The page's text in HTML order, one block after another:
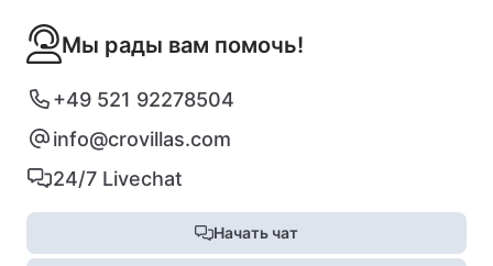
Мы рады вам помочь!
+49 521 92278504
info@crovillas.com
24/7 Livechat
Начать чат